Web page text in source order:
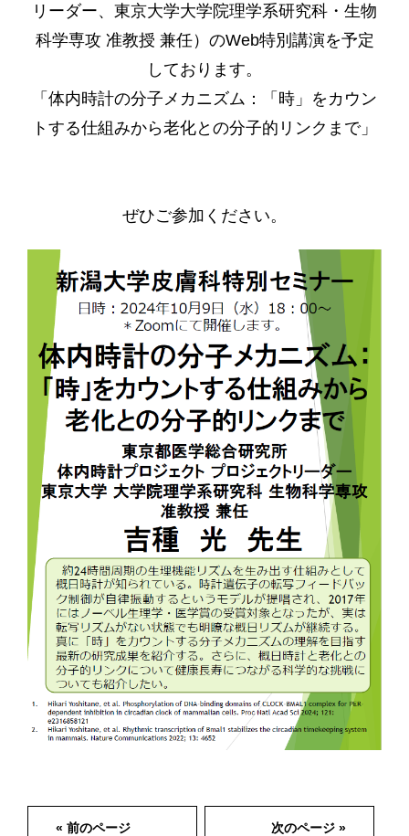
リーダー、東京大学大学院理学系研究科・生物
科学専攻 准教授 兼任）のWeb特別講演を予定
しております。
「体内時計の分子メカニズム：「時」をカウン
トする仕組みから老化との分子的リンクまで」
ぜひご参加ください。
« 前のページ 次のページ »